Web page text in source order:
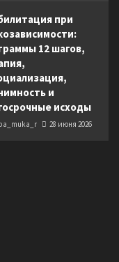
при
12 шагов,
и
исходы
28 июня 2026